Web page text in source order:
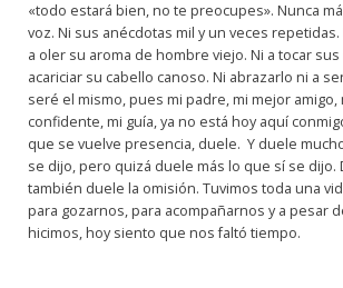
«todo estará bien, no te preocupes». Nunca
voz. Ni sus anécdotas mil y un veces
a oler su aroma de hombre viejo. Ni a tocar sus
acariciar su cabello canoso. Ni abrazarlo ni a
seré el mismo, pues mi padre, mi mejor amigo,
confidente, mi guía, ya no está hoy aquí
que se vuelve presencia, duele. Y duele
se dijo, pero quizá duele más lo que sí se dijo.
también duele la omisión. Tuvimos toda una
para gozarnos, para acompañarnos y a pesar
hicimos, hoy siento que nos faltó tiempo.